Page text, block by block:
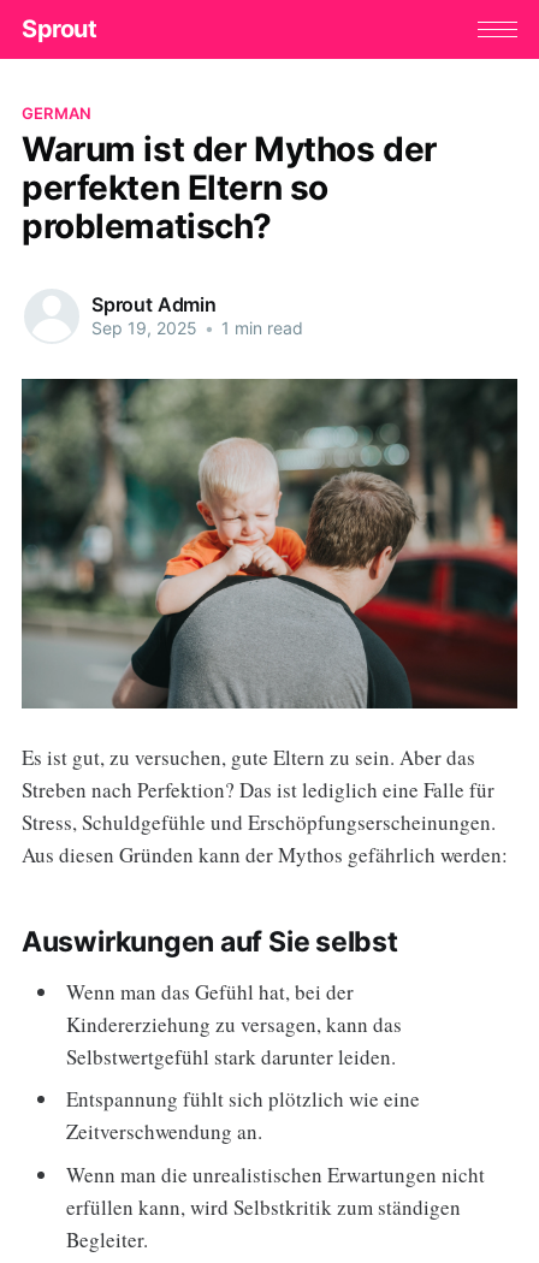
Sprout
GERMAN
Warum ist der Mythos der
perfekten Eltern so
problematisch?
Sprout Admin
Sep 19, 2025 • 1 min read
Es ist gut, zu versuchen, gute Eltern zu sein. Aber das
Streben nach Perfektion? Das ist lediglich eine Falle für
Stress, Schuldgefühle und Erschöpfungserscheinungen.
Aus diesen Gründen kann der Mythos gefährlich werden:
Auswirkungen auf Sie selbst
Wenn man das Gefühl hat, bei der
Kindererziehung zu versagen, kann das
Selbstwertgefühl stark darunter leiden.
Entspannung fühlt sich plötzlich wie eine
Zeitverschwendung an.
Wenn man die unrealistischen Erwartungen nicht
erfüllen kann, wird Selbstkritik zum ständigen
Begleiter.